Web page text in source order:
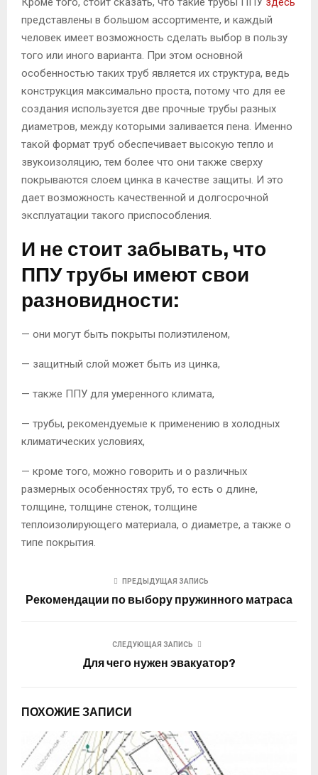
представлены в большом ассортименте, и каждый
человек имеет возможность сделать выбор в пользу
того или иного варианта. При этом основной
особенностью таких труб является их структура, ведь
конструкция максимально проста, потому что для ее
создания используется две прочные трубы разных
диаметров, между которыми заливается пена. Именно
такой формат труб обеспечивает высокую тепло и
звукоизоляцию, тем более что они также сверху
покрываются слоем цинка в качестве защиты. И это
дает возможность качественной и долгосрочной
эксплуатации такого приспособления.
И не стоит забывать, что
ППУ трубы имеют свои
разновидности:
— они могут быть покрыты полиэтиленом,
— защитный слой может быть из цинка,
— также ППУ для умеренного климата,
— трубы, рекомендуемые к применению в холодных
климатических условиях,
— кроме того, можно говорить и о различных
размерных особенностях труб, то есть о длине,
толщине, толщине стенок, толщине
теплоизолирующего материала, о диаметре, а также о
типе покрытия.
ПРЕДЫДУЩАЯ ЗАПИСЬ
Рекомендации по выбору пружинного матраса
СЛЕДУЮЩАЯ ЗАПИСЬ
Для чего нужен эвакуатор?
ПОХОЖИЕ ЗАПИСИ